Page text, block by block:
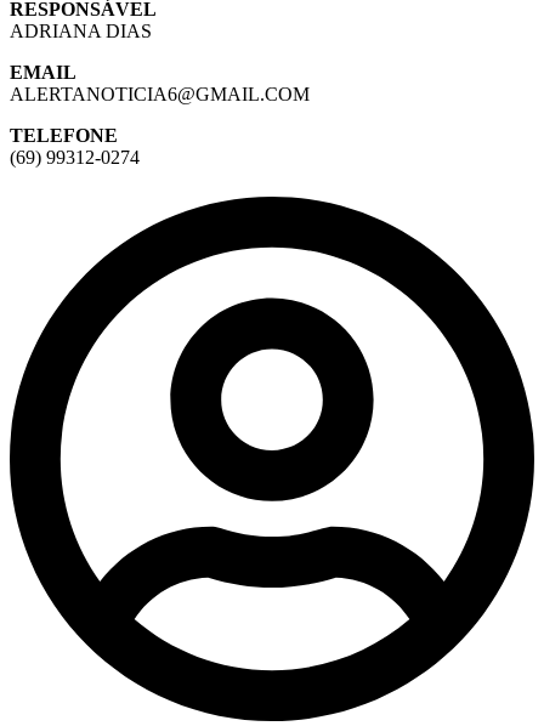
RESPONSÁVEL
ADRIANA DIAS
EMAIL
ALERTANOTICIA6@GMAIL.COM
TELEFONE
(69) 99312-0274